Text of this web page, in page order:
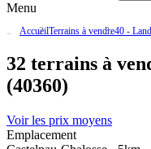
Menu
AccueilTerrains à vendre40 -
32 terrains à
(40360)
Voir les prix moyens
Emplacement